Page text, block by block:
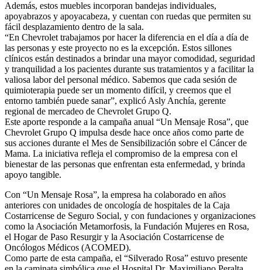
Además, estos muebles incorporan bandejas individuales,
apoyabrazos y apoyacabeza, y cuentan con ruedas que permiten su
fácil desplazamiento dentro de la sala.
“En Chevrolet trabajamos por hacer la diferencia en el día a día de
las personas y este proyecto no es la excepción. Estos sillones
clínicos están destinados a brindar una mayor comodidad, seguridad
y tranquilidad a los pacientes durante sus tratamientos y a facilitar la
valiosa labor del personal médico. Sabemos que cada sesión de
quimioterapia puede ser un momento difícil, y creemos que el
entorno también puede sanar”, explicó Asly Anchía, gerente
regional de mercadeo de Chevrolet Grupo Q.
Este aporte responde a la campaña anual “Un Mensaje Rosa”, que
Chevrolet Grupo Q impulsa desde hace once años como parte de
sus acciones durante el Mes de Sensibilización sobre el Cáncer de
Mama. La iniciativa refleja el compromiso de la empresa con el
bienestar de las personas que enfrentan esta enfermedad, y brinda
apoyo tangible.
Con “Un Mensaje Rosa”, la empresa ha colaborado en años
anteriores con unidades de oncología de hospitales de la Caja
Costarricense de Seguro Social, y con fundaciones y organizaciones
como la Asociación Metamorfosis, la Fundación Mujeres en Rosa,
el Hogar de Paso Resurgir y la Asociación Costarricense de
Oncólogos Médicos (ACOMED).
Como parte de esta campaña, el “Silverado Rosa” estuvo presente